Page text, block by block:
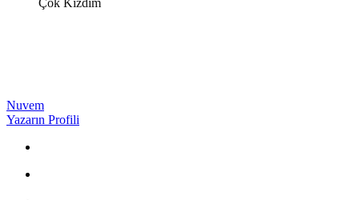
Nuvem
Yazarın Profili